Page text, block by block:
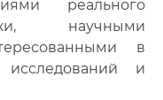
реального
научными
в
и